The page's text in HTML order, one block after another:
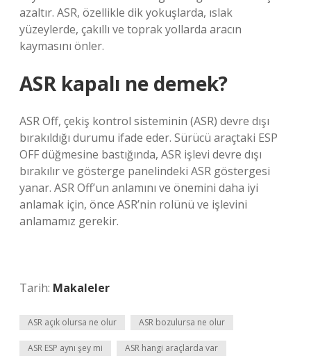
azaltır. ASR, özellikle dik yokuşlarda, ıslak
yüzeylerde, çakıllı ve toprak yollarda aracın
kaymasını önler.
ASR kapalı ne demek?
ASR Off, çekiş kontrol sisteminin (ASR) devre dışı
bırakıldığı durumu ifade eder. Sürücü araçtaki ESP
OFF düğmesine bastığında, ASR işlevi devre dışı
bırakılır ve gösterge panelindeki ASR göstergesi
yanar. ASR Off’un anlamını ve önemini daha iyi
anlamak için, önce ASR’nin rolünü ve işlevini
anlamamız gerekir.
Tarih: Makaleler
ASR açık olursa ne olur ASR bozulursa ne olur
ASR ESP aynı şey mi ASR hangi araçlarda var